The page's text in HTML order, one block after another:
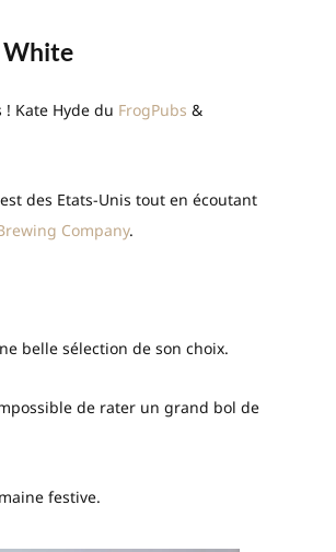
White
Kate Hyde du FrogPubs &
des Etats-Unis tout en écoutant
Company.
belle sélection de son choix.
de rater un grand bol de
festive.